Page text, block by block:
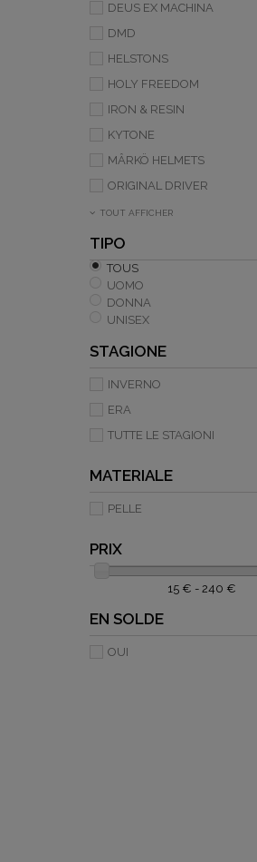
DEUS EX MACHINA
DMD
HELSTONS
HOLY FREEDOM
IRON & RESIN
KYTONE
MÂRKÖ HELMETS
ORIGINAL DRIVER
TOUT AFFICHER
TIPO
TOUS
UOMO
DONNA
UNISEX
STAGIONE
INVERNO
ERA
TUTTE LE STAGIONI
MATERIALE
PELLE
PRIX
15 € - 240 €
EN SOLDE
OUI